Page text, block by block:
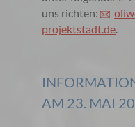
uns richten:
projektstadt.de.
AM 23. MAI